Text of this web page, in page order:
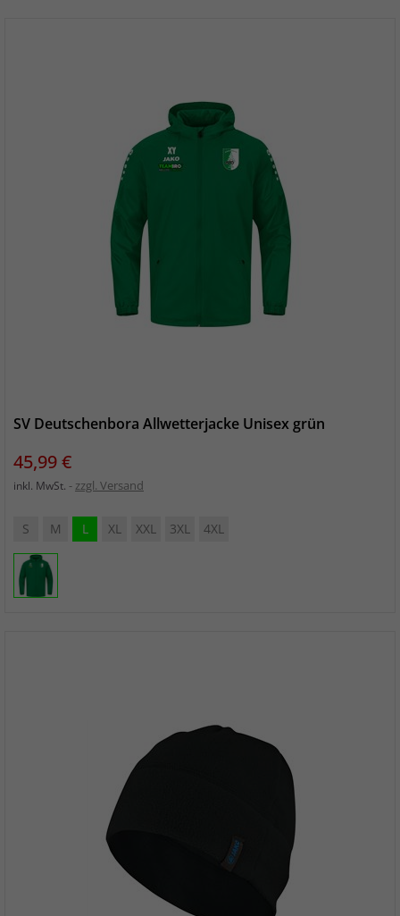
SV Deutschenbora Allwetterjacke Unisex grün
Preis
45,99 €
inkl. MwSt. zzgl. Versand
S M L XL XXL 3XL 4XL